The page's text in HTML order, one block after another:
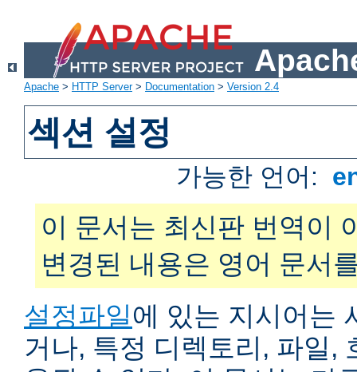
Apache > HTTP Server> Documentation > Version 2.4
섹션 설정
가능한 언어:
이 문서는 최신판 번역이
변경된 내용은 영어 문서
설정파일에 있는 지시어는
거나, 특정 디렉토리, 파일,